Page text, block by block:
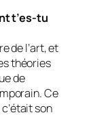
t’es-tu
de l’art, et
théories
de
Ce
son